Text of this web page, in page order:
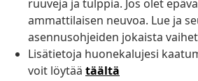
ruuveja ja tulppia. Jos olet
ammattilaisen neuvoa. Lue ja
asennusohjeiden jokaista
Lisätietoja huonekalujesi
voit löytää täältä